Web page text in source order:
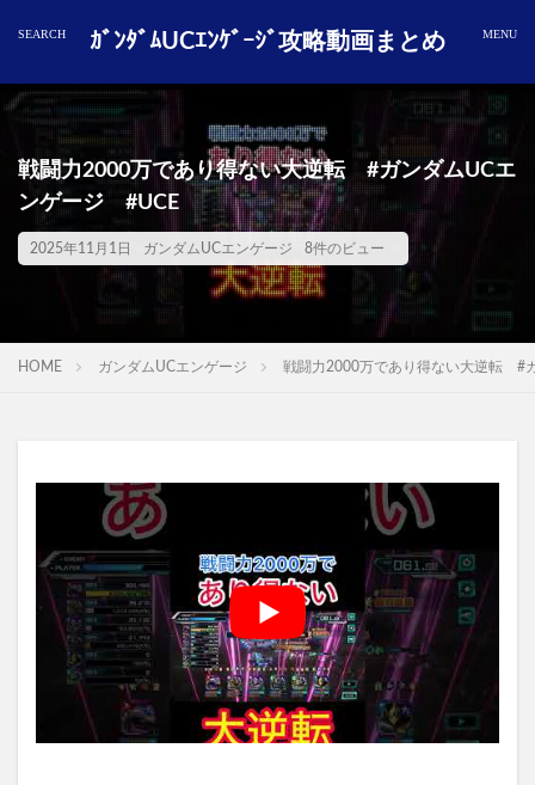
ｶﾞﾝﾀﾞﾑUCｴﾝｹﾞｰｼﾞ攻略動画まとめ
戦闘力2000万であり得ない大逆転 #ガンダムUCエ
ンゲージ #UCE
2025年11月1日 ガンダムUCエンゲージ 8件のビュー
HOME ガンダムUCエンゲージ 戦闘力2000万であり得ない大逆転 #